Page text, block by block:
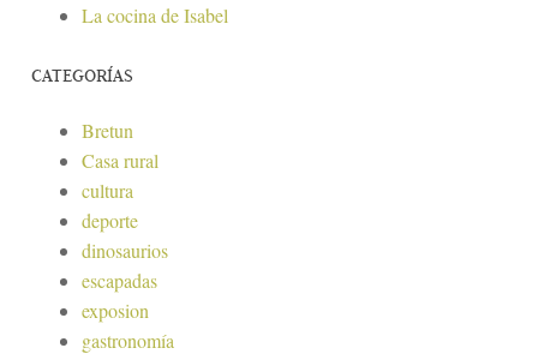
La cocina de Isabel
CATEGORÍAS
Bretun
Casa rural
cultura
deporte
dinosaurios
escapadas
exposion
gastronomía